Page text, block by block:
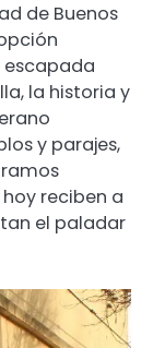
de Buenos
escapada
la historia y
y parajes,
reciben a
el paladar